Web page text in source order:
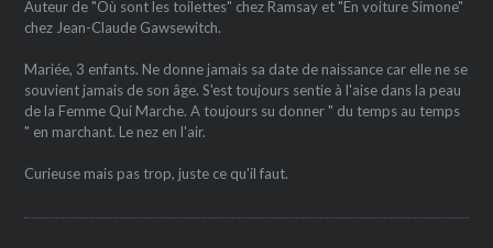
Auteur de "Où sont les toilettes" chez Ramsay et "En voiture Simone"
chez Jean-Claude Gawsewitch.
Mariée, 3 enfants. Ne donne jamais sa date de naissance car elle ne se
souvient jamais de son âge. S'est toujours sentie à l'aise dans la peau
de la Femme Qui Marche. A toujours su donner " du temps au temps
" en marchant. Le nez en l'air.
Curieuse mais pas trop, juste ce qu'il faut.